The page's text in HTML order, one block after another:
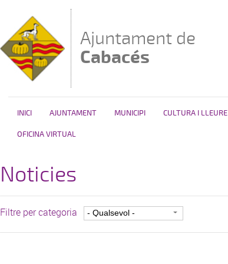
Ajuntament de
Cabacés
INICI AJUNTAMENT MUNICIPI CULTURA I LLEURE
OFICINA VIRTUAL
Noticies
Filtre per categoria